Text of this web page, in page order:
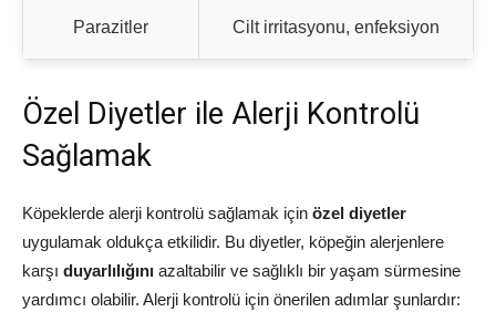
Parazitler Cilt irritasyonu, enfeksiyon
Özel Diyetler ile Alerji Kontrolü
Sağlamak
Köpeklerde alerji kontrolü sağlamak için özel diyetler
uygulamak oldukça etkilidir. Bu diyetler, köpeğin alerjenlere
karşı duyarlılığını azaltabilir ve sağlıklı bir yaşam sürmesine
yardımcı olabilir. Alerji kontrolü için önerilen adımlar şunlardır: